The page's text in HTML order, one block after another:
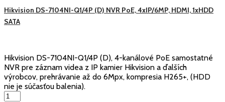
Hikvision DS-7104NI-Q1/4P (D) NVR PoE, 4xIP/6MP, HDMI, 1xHDD
SATA
Hikvision DS-7104NI-Q1/4P (D), 4-kanálové PoE samostatné
NVR pre záznam videa z IP kamier Hikvision a ďalších
výrobcov, prehrávanie až do 6Mpx, kompresia H265+, (HDD
nie je súčasťou balenia).